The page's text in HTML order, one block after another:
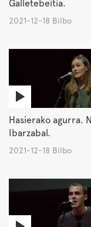
Galletebeitia.
2021-12-18 Bilbo
Hasierako agurra.
Ibarzabal.
2021-12-18 Bilbo